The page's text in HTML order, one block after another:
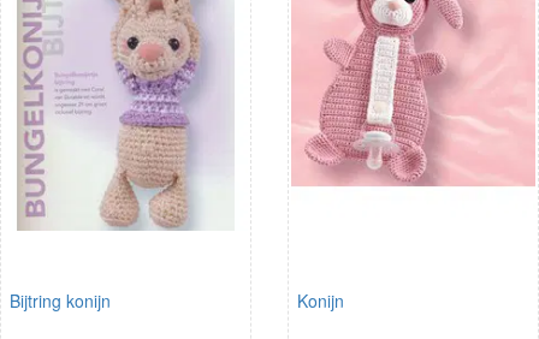
Bijtring konijn Konijn